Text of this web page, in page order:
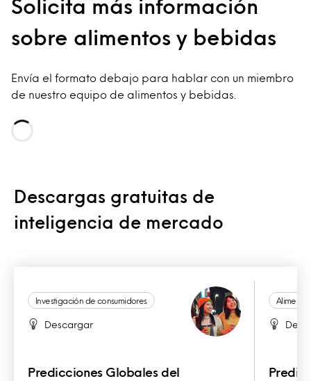
Solicita más información
sobre alimentos y bebidas
Envía el formato debajo para hablar con un miembro
de nuestro equipo de alimentos y bebidas.
Descargas gratuitas de
inteligencia de mercado
Investigación de consumidores
Descargar
Predicciones Globales del